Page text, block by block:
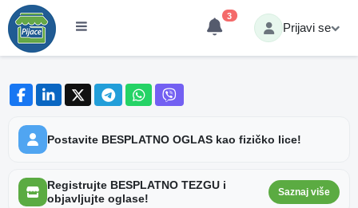
3
Prijavi se
Postavite BESPLATNO OGLAS kao fizičko lice!
Registrujte BESPLATNO TEZGU i
objavljujte oglase!
Saznaj više